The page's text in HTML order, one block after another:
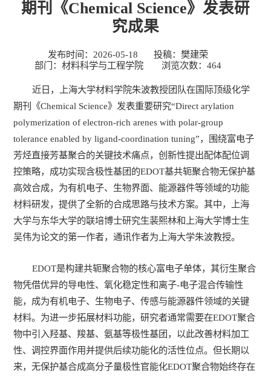
期刊《Chemical Science》发表研
究成果
发布时间：2026-05-18
投稿：樊建荣
部门：材料科学与工程学院
浏览次数： 464
近日，上海大学材料学院朱波教授团队在国际顶级化学
期刊《Chemical Science》发表重要研究“Direct arylation
polymerization of electron-rich arenes with polar-group
tolerance enabled by ligand-coordination tuning”，围绕富电子
芳烃直接芳基聚合的关键技术痛点，创新性提出配体配位调
控策略，成功实现含极性基团的EDOT基共轭聚合物无保护基
高效合成，为有机电子、生物界面、能源器件等领域的功能
材料研发，提供了全新的合成思路与技术方案。其中，上海
大学与东华大学的联培博士研究生裴熙林和上海大学博士生
吴伟为论文的第一作者，通讯作者为上海大学朱波教授。
EDOT是构建共轭聚合物的核心富电子单体，其衍生聚合
物凭借优异的导电性、氧化稳定性和离子-电子混合传输性
能，成为有机电子、生物电子、传感与能源器件领域的关键
材料。为进一步拓展材料功能，研究者通常需要在EDOT聚合
物中引入羟基、羧基、氨基等极性基团，以此改善材料加工
性、调控界面作用并提供后续功能化的活性位点。但长期以
来，无保护基合成高分子量极性官能化EDOT聚合物始终存在